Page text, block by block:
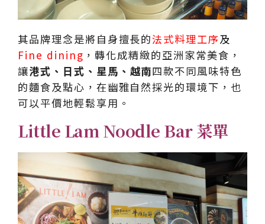
其品牌理念是將自身擅長的法式料理工序及
Fine dining ，轉化成精緻的亞洲家常美食，
讓港式、日式、星馬、越南四款不同風味特色
的麵食及點心，在幽雅自然採光的環境下，也
可以平價地輕鬆享用。
Little Lam Noodle Bar 菜單